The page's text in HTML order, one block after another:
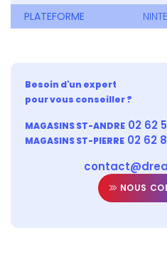
PLATEFORME
Besoin d'un expert
pour vous conseiller ?
MAGASINS ST-ANDRE 02 62
MAGASINS ST-PIERRE 02 62
NOUS